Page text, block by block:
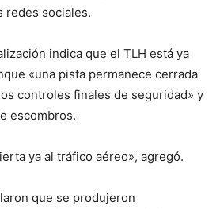
redes sociales.
indica que el TLH está ya
«una pista permanece cerrada
controles finales de seguridad» y
escombros.
ya al tráfico aéreo», agregó.
que se produjeron